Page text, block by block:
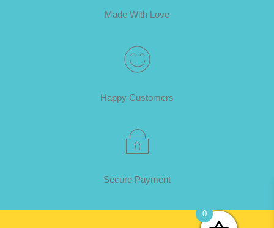
Made With Love
Happy Customers
Secure Payment
0